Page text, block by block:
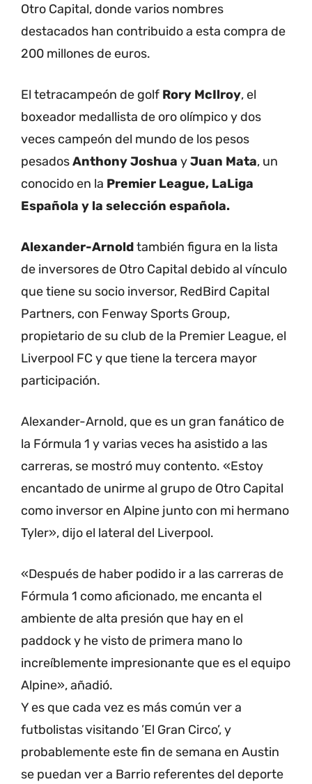
Otro Capital, donde varios nombres
destacados han contribuido a esta compra de
200 millones de euros.
El tetracampeón de golf Rory McIlroy, el
boxeador medallista de oro olímpico y dos
veces campeón del mundo de los pesos
pesadosAnthony Joshua yJuan Mata, un
conocido en la Premier League, LaLiga
Española y la selección española.
Alexander-Arnoldtambién figura en la lista
de inversores de Otro Capital debido al vínculo
que tiene su socio inversor, RedBird Capital
Partners, con Fenway Sports Group,
propietario de su club de la Premier League, el
Liverpool FC y que tiene la tercera mayor
participación.
Alexander-Arnold, que es un gran fanático de
la Fórmula 1 y varias veces ha asistido a las
carreras, se mostró muy contento. «Estoy
encantado de unirme al grupo de Otro Capital
como inversor en Alpine junto con mi hermano
Tyler», dijo el lateral del Liverpool.
«Después de haber podido ir a las carreras de
Fórmula 1 como aficionado, me encanta el
ambiente de alta presión que hay en el
paddock y he visto de primera mano lo
increíblemente impresionante que es el equipo
Alpine», añadió.
Y es que cada vez es más común ver a
futbolistas visitando ’El Gran Circo’, y
probablemente este fin de semana en Austin
se puedan ver a Barrio referentes del deporte